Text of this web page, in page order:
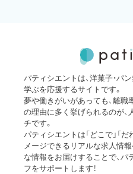
パティシエントは、洋菓子・パ
学ぶを応援するサイトです。
夢や働きがいがあっても、離職
の理由に多く挙げられるのが
チです。
パティシエントは「どこで」「だ
メージできるリアルな求人情
な情報をお届けすることで、パ
フをサポートします！